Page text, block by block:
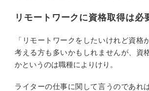
リモートワークに資格取得は必
「リモートワークをしたいけれど資格
考える方も多いかもしれませんが、資
かというのは職種によりけり。
ライターの仕事に関して言うのであれ